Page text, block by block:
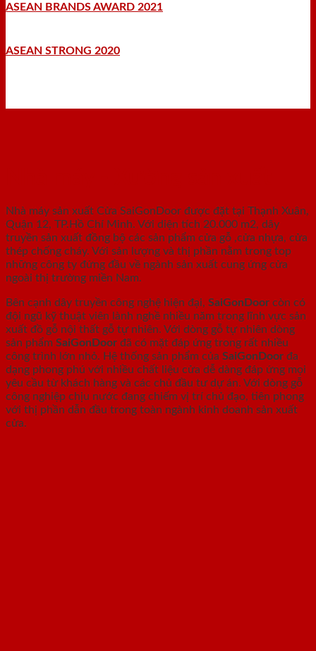
ASEAN BRANDS AWARD 2021
ASEAN STRONG 2020
Nhà máy sản xuất Cửa SaiGonDoor được đặt tại Thạnh Xuân,
Quận 12, TP.Hồ Chí Minh. Với diện tích 20.000 m2, dây
truyền sản xuất đồng bộ các sản phẩm cửa gỗ ,cửa nhựa, cửa
thép chống cháy. Với sản lượng và thị phần nằm trong top
những công ty đứng đầu về ngành sản xuất cung ứng cửa
ngoài thị trường miền Nam.
Bên cạnh dây truyền công nghệ hiện đại, SaiGonDoor còn có
đội ngũ kỹ thuật viên lành nghề nhiều năm trong lĩnh vực sản
xuất đồ gỗ nội thất gỗ tự nhiên. Với dòng gỗ tự nhiên dòng
sản phẩm SaiGonDoor đã có mặt đáp ứng trong rất nhiều
công trình lớn nhỏ. Hệ thống sản phẩm của SaiGonDoor đa
dạng phong phú với nhiều chất liệu cửa dễ dàng đáp ứng mọi
yêu cầu từ khách hàng và các chủ đầu tư dự án. Với dòng gỗ
công nghiệp chịu nước đang chiếm vị trí chủ đạo, tiên phong
với thị phần dẫn đầu trong toàn ngành kinh doanh sản xuất
cửa.